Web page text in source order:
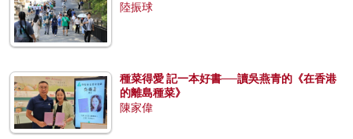
陸振球
種菜得愛 記一本好書──讀吳燕青的《在香港
的離島種菜》
陳家偉